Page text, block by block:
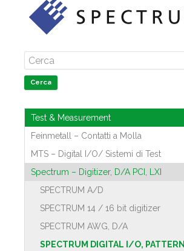
Cerca
Test & Measurement
Feinmetall – Contatti a Molla
MTS – Digital I/O/ Sistemi di Test
Spectrum – Digitizer, D/A PCI, LXI
SPECTRUM A/D
SPECTRUM 14 / 16 bit digitizer
SPECTRUM AWG, D/A
SPECTRUM DIGITAL I/O, PATTERN